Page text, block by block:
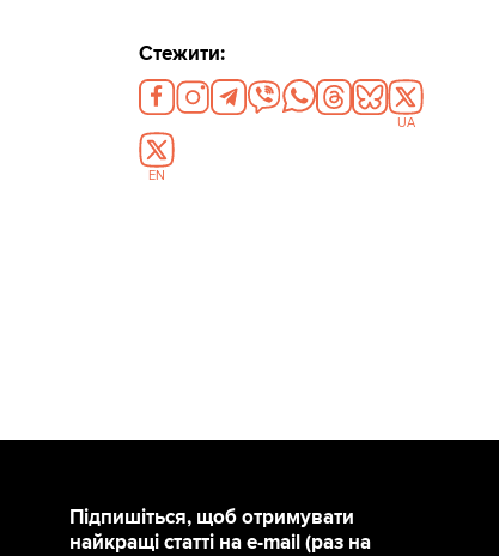
Стежити:
UA
EN
Підпишіться, щоб отримувати
найкращі статті на e-mail (раз на